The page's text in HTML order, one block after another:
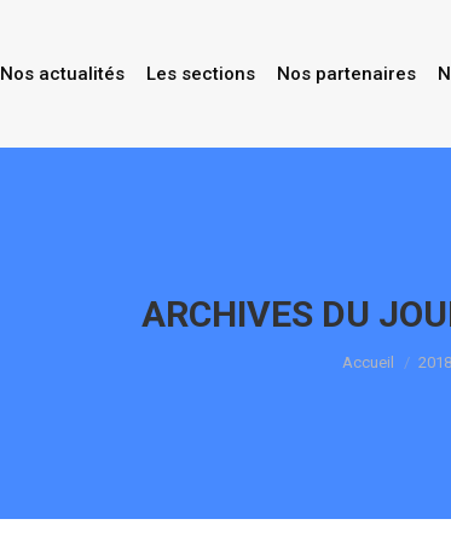
Nos actualités Les sections Nos partenaires
ARCHIVES DU
Vous êtes ici :
Accueil 2018